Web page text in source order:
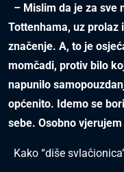
– Mislim da je za sve
Tottenhama, uz prolaz
značenje. A, to je
momčadi, protiv bilo
napunilo
općenito. Idemo se
sebe. Osobno
Kako “diše